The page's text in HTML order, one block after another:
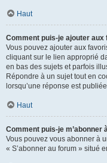
Haut
Comment puis-je ajouter aux
Vous pouvez ajouter aux
cliquant sur le lien approprié
en bas des sujets et parfois
Répondre à un sujet tout en
lorsqu’une réponse est
Haut
Comment puis-je m’abonner
Vous pouvez vous abonner à
« S’abonner au forum » situé